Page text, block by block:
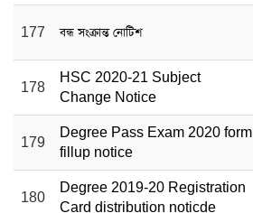
177 বন্ধ সংক্রান্ত নোটিশ
178
HSC 2020-21 Subject
Change Notice
179
Degree Pass Exam 2020 form
fillup notice
180
Degree 2019-20 Registration
Card distribution noticde